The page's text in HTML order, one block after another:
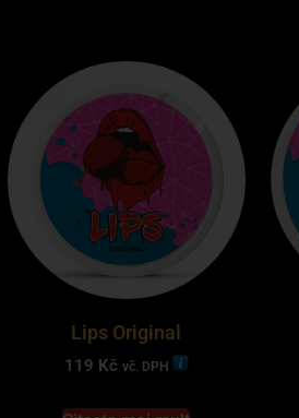
Lips Original
119 Kč vč. DPH